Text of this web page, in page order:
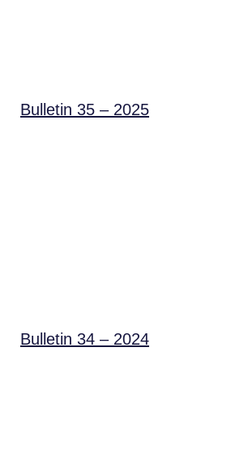
Bulletin 35 – 2025
Bulletin 34 – 2024